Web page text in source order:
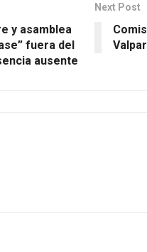
y asamblea
fuera del
ausente
Next Post